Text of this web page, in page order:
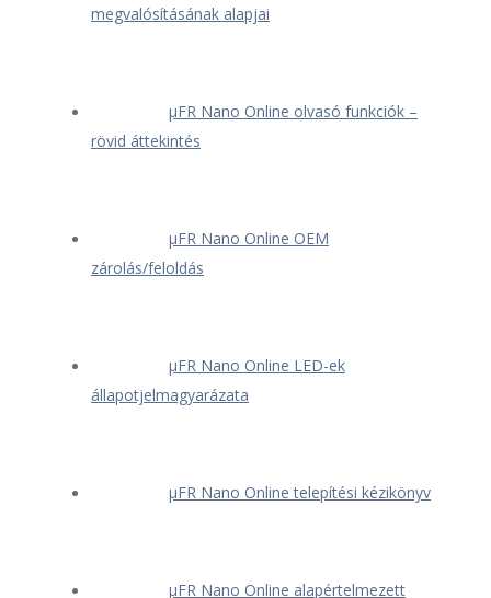
megvalósításának alapjai
μFR Nano Online olvasó funkciók –
rövid áttekintés
μFR Nano Online OEM
zárolás/feloldás
μFR Nano Online LED-ek
állapotjelmagyarázata
μFR Nano Online telepítési kézikönyv
μFR Nano Online alapértelmezett